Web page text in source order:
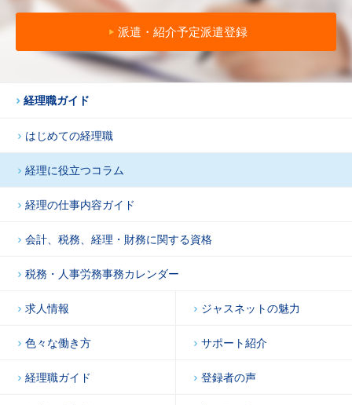
派遣・紹介予定派遣登録
経理職ガイド
はじめての経理職
経理に役立つコラム
経理の仕事内容ガイド
会計、税務、経理・財務に関する資格
税務・人事労務事務カレンダー
求人情報 ジャスネットの魅力
色々な働き方 サポート紹介
経理職ガイド 登録者の声